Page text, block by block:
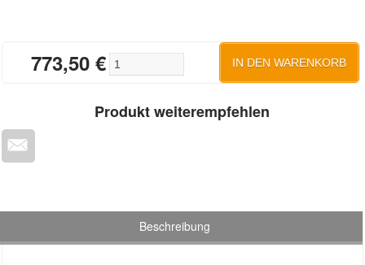
773,50 € IN DEN WARENKORB
Thermolith Marmorheizung HE 600
Produkt weiterempfehlen
Beschreibung